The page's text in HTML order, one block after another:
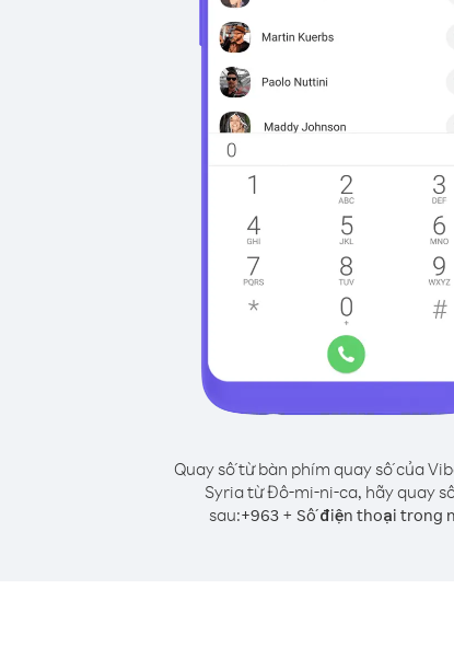
Quay số từ bàn phím quay số của
Syria từ Đô-mi-ni-ca, hãy quay
sau:+963+ Số điện thoại trong